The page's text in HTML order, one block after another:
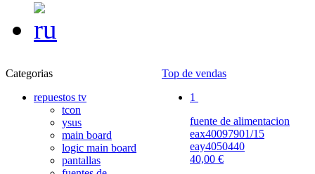
Categorias
repuestos tv
tcon
ysus
main board
logic main board
pantallas
Top de vendas
1
fuente de alimentacion
eax40097901/15
eay4050440
40,00 €